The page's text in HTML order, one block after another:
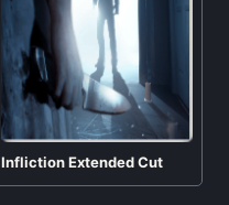
Infliction Extended Cut